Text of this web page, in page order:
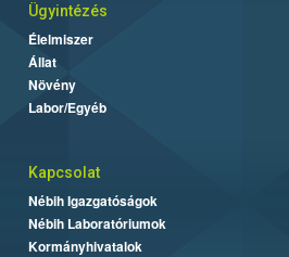
Ügyintézés
Élelmiszer
Állat
Növény
Labor/Egyéb
Kapcsolat
Nébih Igazgatóságok
Nébih Laboratóriumok
Kormányhivatalok